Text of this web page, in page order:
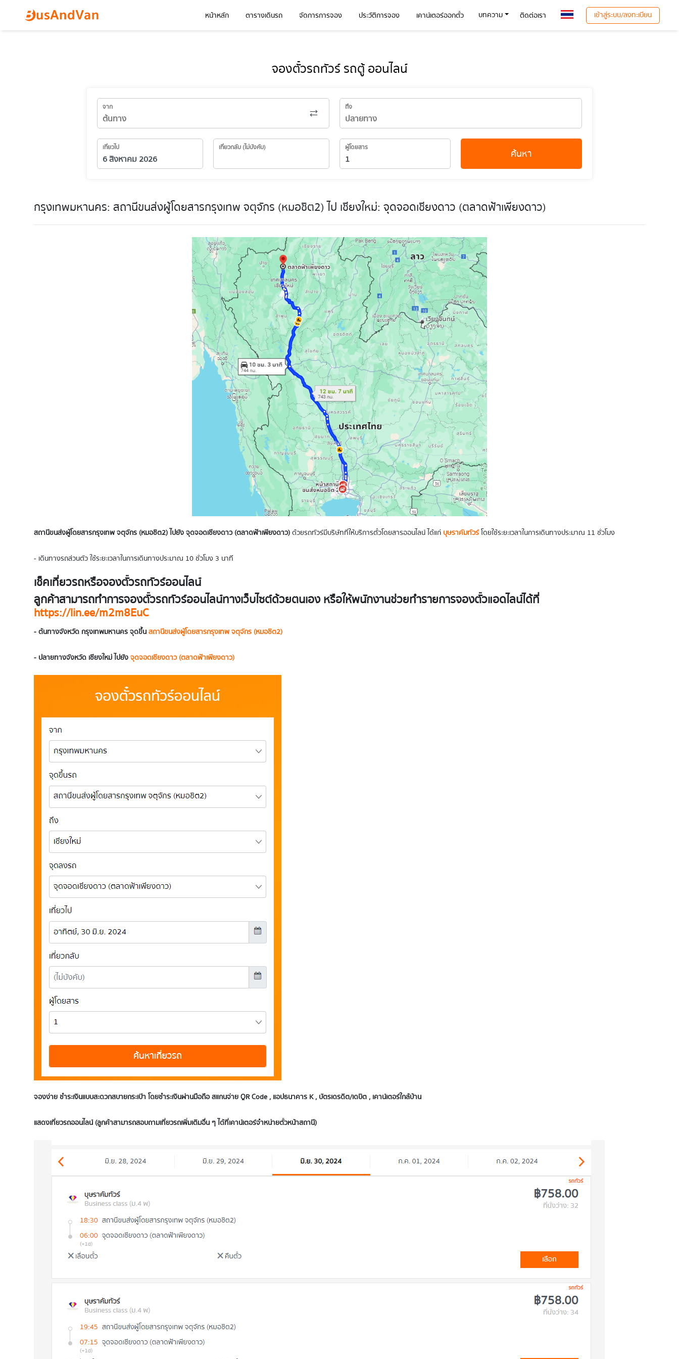
หน้าหลัก ตารางเดินรถ จัดการการจอง ประวัติการจอง เคาน์เตอร์ออกตั๋ว บทความ ติดต่อเรา เข้าสู่ระบบ/ลงทะเบียน
จองตั๋วรถทัวร์ รถตู้ ออนไลน์
จาก ถึง
เที่ยวไป เที่ยวกลับ (ไม่บังคับ) ผู้โดยสาร ค้นหา
กรุงเทพมหานคร: สถานีขนส่งผู้โดยสารกรุงเทพ จตุจักร (หมอชิต2) ไป เชียงใหม่: จุดจอดเชียงดาว (ตลาดฟ้าเพียงดาว)
สถานีขนส่งผู้โดยสารกรุงเทพ จตุจักร (หมอชิต2) ไปยังจุดจอดเชียงดาว (ตลาดฟ้าเพียงดาว)ด้วยรถทัวร์มีบริษัทที่ให้บริการตั๋วโดยสารออนไลน์ ได้แก่ บุษราคัมทัวร์โดยใช้ระยะเวลาในการเดินทางประมาณ 11 ชั่วโมง
- เดินทางรถส่วนตัว ใช้ระยะเวลาในการเดินทางประมาณ 10 ชั่วโมง 3 นาที
เช็คเที่ยวรถหรือจองตั๋วรถทัวร์ออนไลน์
ลูกค้าสามารถทำการจองตั๋วรถทัวร์ออนไลน์ทางเว็บไซต์ด้วยตนเอง หรือให้พนักงานช่วยทำรายการจองตั๋วแอดไลน์ได้ที่
https://lin.ee/m2m8EuC
- ต้นทางจังหวัดกรุงเทพมหานครจุดขึ้นสถานีขนส่งผู้โดยสารกรุงเทพ จตุจักร (หมอชิต2)
- ปลายทางจังหวัด เชียงใหม่ ไปยังจุดจอดเชียงดาว (ตลาดฟ้าเพียงดาว)
จองง่าย ชำระเงินแบบสะดวกสบายกระเป๋า โดยชำระเงินผ่านมือถือ สแกนจ่าย QR Code , แอปธนาคาร K , บัตรเดรดิต/เดบิต , เคาน์เตอร์ใกล้บ้าน
แสดงเที่ยวรถออนไลน์ (ลูกค้าสามารถสอบถามเที่ยวรถเพิ่มเติมอื่น ๆ ได้ที่เคาน์เตอร์จำหน่ายตั๋วหน้าสถานี)